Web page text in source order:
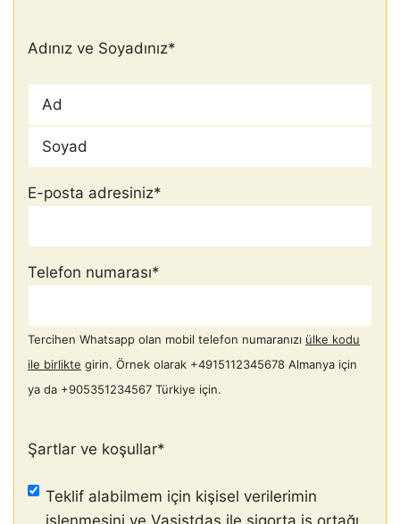
Adınız ve Soyadınız*
E-posta adresiniz*
Telefon numarası*
Tercihen Whatsapp olan mobil telefon numaranızı ülke kodu
ile birlikte girin. Örnek olarak +4915112345678 Almanya için
ya da +905351234567 Türkiye için.
Şartlar ve koşullar*
Teklif alabilmem için kişisel verilerimin
işlenmesini ve Vasistdas ile sigorta iş ortağı